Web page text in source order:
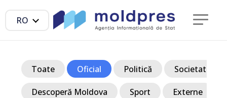
RO
Toate Oficial Politică Societate
Descoperă Moldova Sport Externe